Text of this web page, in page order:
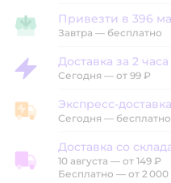
Привезти в магазин
Привезти в 396
Завтра — бесплатно
Доставка за 2 часа
Доставка за 2 часа
Сегодня — от 99 ₽
Экспресс-доставка из
Экспресс-
Сегодня — бесплатно
Доставка со склада
Доставка со
10 августа — от 149 ₽
Бесплатно — от 2 000